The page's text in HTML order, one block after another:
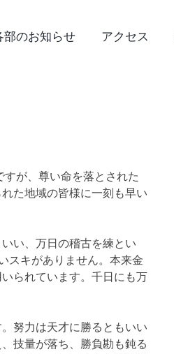
部のお知らせ アクセス
が、尊い命を落とされた
た地域の皆様に一刻も早い
い、万日の稽古を練とい
スキがありません。本来金
られています。千日にも万
努力は天才に勝るともいい
技量が落ち、勝負勘も鈍る